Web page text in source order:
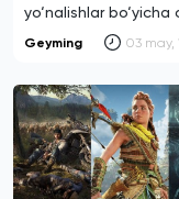
yo‘nalishlar bo‘yicha
Geyming 03 may,